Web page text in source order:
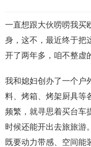
一直想跟大伙唠唠我买
身，这不，最近终于把
开了两年多，咱不整虚
我和媳妇创办了一个户
料、烤箱、烤架厨具等
频繁，就寻思着买台车
时候还能开出去旅旅游
既要动力带感、空间能